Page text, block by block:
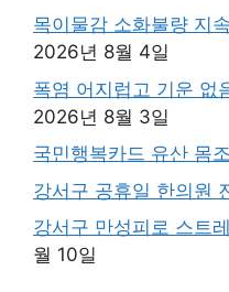
목이물감 소화불량 지
2026년 8월 4일
폭염 어지럽고 기운 없
2026년 8월 3일
국민행복카드 유산 몸
강서구 공휴일 한의원
강서구 만성피로 스트
월 10일